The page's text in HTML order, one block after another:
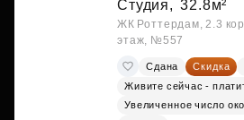
Студия, 32.8м²
ЖК Роттердам, 2.3
этаж, №557
Сдана Скидка
Живите сейчас -
Увеличенное число